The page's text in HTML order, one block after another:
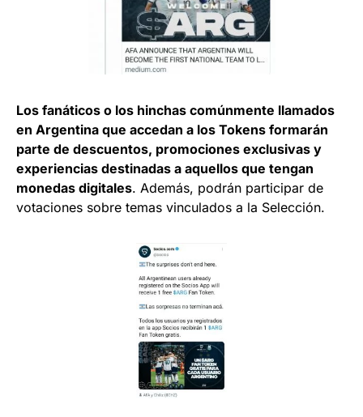
Los fanáticos o los hinchas comúnmente llamados
en Argentina que accedan a los Tokens formarán
parte de descuentos, promociones exclusivas y
experiencias destinadas a aquellos que tengan
monedas digitales. Además, podrán participar de
votaciones sobre temas vinculados a la Selección.